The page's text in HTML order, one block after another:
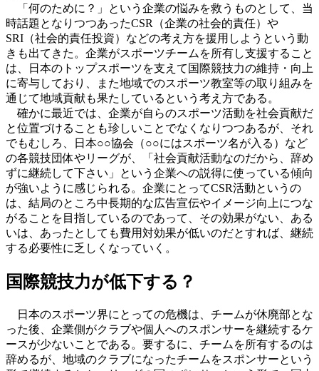
「何のために？」という企業の悩みを救うものとして、当
時話題となりつつあったCSR（企業の社会的責任）や
SRI（社会的責任投資）などの考え方を援用しようという動
きも出てきた。企業がスポーツチームを所有し支援すること
は、日本のトップスポーツを支えて国際競技力の維持・向上
に寄与しており、また地域でのスポーツ教室等の取り組みを
通じて地域貢献も果たしているという考え方である。
確かに最近では、企業が自らのスポーツ活動を社会貢献だ
と位置づけることも珍しいことでなくなりつつあるが、それ
でもむしろ、日本○○協会（○○にはスポーツ名が入る）など
の各競技団体やリーグが、「社会貢献活動なのだから、辞め
ずに継続して下さい」という企業への説得に使っている傾向
が強いように感じられる。企業にとってCSR活動というの
は、結局のところ中長期的な広告宣伝やイメージ向上につな
がることを目指しているのであって、その効果がない、ある
いは、あったとしても費用対効果が低いのだとすれば、継続
する必要性に乏しくなっていく。
国際競技力が低下する？
日本のスポーツ界にとっての危機は、チームが休廃部とな
った後、企業側がクラブや個人へのスポンサーを継続するケ
ースが少ないことである。要するに、チームを所有するのは
辞めるが、地域のクラブになったチームをスポンサーという